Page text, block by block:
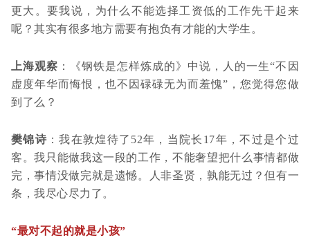
更大。要我说，为什么不能选择工资低的工作先干起来
呢？其实有很多地方需要有抱负有才能的大学生。
上海观察 ：《钢铁是怎样炼成的》中说，人的一生“不因
虚度年华而悔恨，也不因碌碌无为而羞愧”，您觉得您做
到了么？
樊锦诗 ：我在敦煌待了52年，当院长17年，不过是个过
客。我只能做我这一段的工作，不能奢望把什么事情都做
完，事情没做完就是遗憾。人非圣贤，孰能无过？但有一
条，我尽心尽力了。
“最对不起的就是小孩”